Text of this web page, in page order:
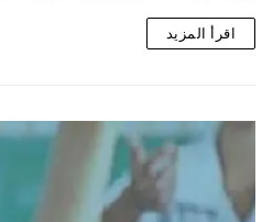
اقرأ المزيد